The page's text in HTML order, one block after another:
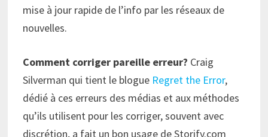
mise à jour rapide de l’info par les réseaux de
nouvelles.
Comment corriger pareille erreur? Craig
Silverman qui tient le blogue Regret the Error,
dédié à ces erreurs des médias et aux méthodes
qu’ils utilisent pour les corriger, souvent avec
discrétion, a fait un bon usage de Storify.com